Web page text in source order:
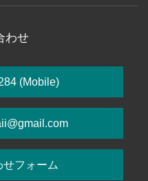
わせ
(Mobile)
せフォーム